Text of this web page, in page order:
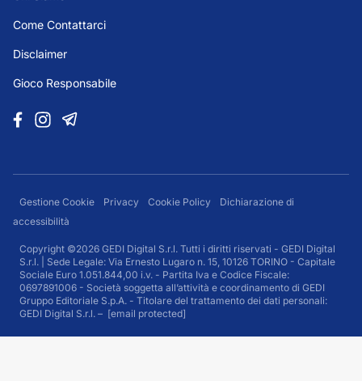
Come Contattarci
Disclaimer
Gioco Responsabile
Gestione Cookie Privacy Cookie Policy
Dichiarazione di
accessibilità
Copyright ©2026 GEDI Digital S.r.l. Tutti i diritti riservati - GEDI Digital
S.r.l. | Sede Legale: Via Ernesto Lugaro n. 15, 10126 TORINO - Capitale
Sociale Euro 1.051.844,00 i.v. - Partita Iva e Codice Fiscale:
0697891006 - Società soggetta all’attività e coordinamento di GEDI
Gruppo Editoriale S.p.A. - Titolare del trattamento dei dati personali:
GEDI Digital S.r.l. – [email protected]